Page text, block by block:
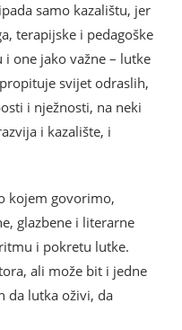
samo kazalištu, jer
terapijske i pedagoške
one jako važne – lutke
svijet odraslih,
i nježnosti, na neki
i kazalište, i
govorimo,
glazbene i literarne
i pokretu lutke.
ali može bit i jedne
da lutka oživi, da